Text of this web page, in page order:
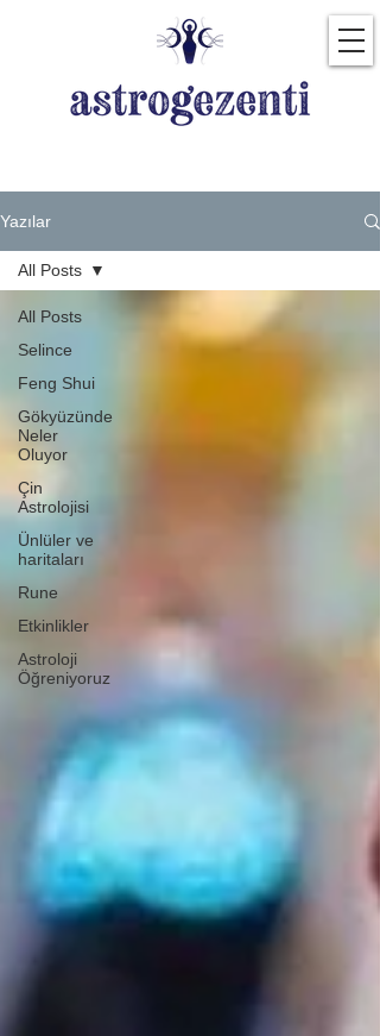
Yazılar
All Posts
Selince
Feng Shui
Gökyüzünde
Neler
Oluyor
Çin
Astrolojisi
Ünlüler ve
haritaları
Rune
Etkinlikler
Astroloji
Öğreniyoruz
All Posts